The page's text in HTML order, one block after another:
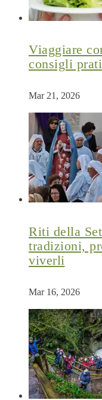
Viaggiare
consigli
Mar 21, 2026
Riti della
tradizioni,
viverli
Mar 16, 2026